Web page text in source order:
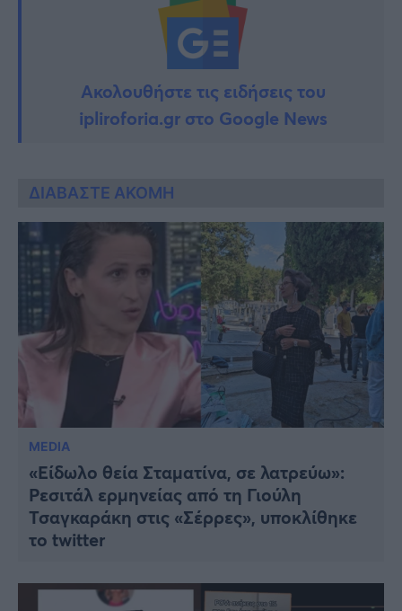
Ακολουθήστε τις ειδήσεις του
ipliroforia.gr στο Google News
ΔΙΑΒΑΣΤΕ ΑΚΟΜΗ
MEDIA
«Είδωλο θεία Σταματίνα, σε λατρεύω»:
Ρεσιτάλ ερμηνείας από τη Γιούλη
Τσαγκαράκη στις «Σέρρες», υποκλίθηκε
το twitter